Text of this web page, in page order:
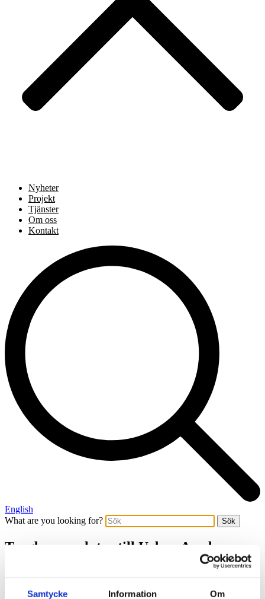
Samtycke Information Om
Nyheter
Projekt
Tjänster
Om oss
Kontakt
English
What are you looking for?
Sök
Tengbom ansluter till Urban Academy –
samhällsbyggnadsbransch